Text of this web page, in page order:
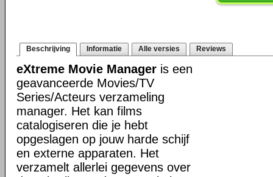
Beschrijving Informatie Alle versies Reviews
eXtreme Movie Manager is een
geavanceerde Movies/TV
Series/Acteurs verzameling
manager. Het kan films
catalogiseren die je hebt
opgeslagen op jouw harde schijf
en externe apparaten. Het
verzamelt allerlei gegevens over